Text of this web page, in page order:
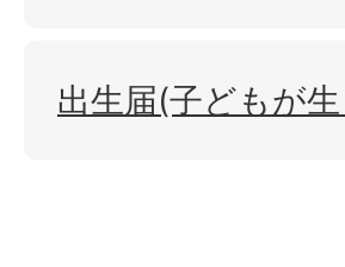
出生届(子どもが